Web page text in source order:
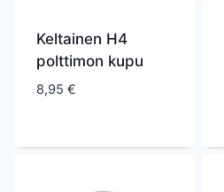
Keltainen H4
polttimon kupu
8,95 €